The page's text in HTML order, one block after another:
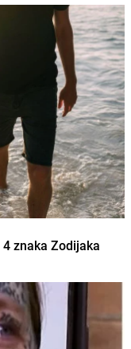
znaka Zodijaka